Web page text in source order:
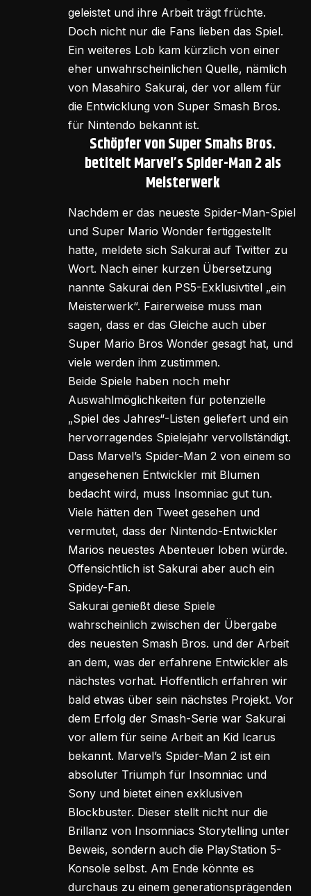
geleistet und ihre Arbeit trägt früchte.
Doch nicht nur die Fans lieben das Spiel.
Ein weiteres Lob kam kürzlich von einer
eher unwahrscheinlichen Quelle, nämlich
von Masahiro Sakurai, der vor allem für
die Entwicklung von Super Smash Bros.
für Nintendo bekannt ist.
Schöpfer von Super Smahs Bros.
betitelt Marvel’s Spider-Man 2 als
Meisterwerk
Nachdem er das neueste Spider-Man-Spiel
und Super Mario Wonder fertiggestellt
hatte, meldete sich Sakurai auf Twitter zu
Wort. Nach einer kurzen Übersetzung
nannte Sakurai den PS5-Exklusivtitel „ein
Meisterwerk“. Fairerweise muss man
sagen, dass er das Gleiche auch über
Super Mario Bros Wonder gesagt hat, und
viele werden ihm zustimmen.
Beide Spiele haben noch mehr
Auswahlmöglichkeiten für potenzielle
„Spiel des Jahres“-Listen geliefert und ein
hervorragendes Spielejahr vervollständigt.
Dass Marvel’s Spider-Man 2 von einem so
angesehenen Entwickler mit Blumen
bedacht wird, muss Insomniac gut tun.
Viele hätten den Tweet gesehen und
vermutet, dass der Nintendo-Entwickler
Marios neuestes Abenteuer loben würde.
Offensichtlich ist Sakurai aber auch ein
Spidey-Fan.
Sakurai genießt diese Spiele
wahrscheinlich zwischen der Übergabe
des neuesten Smash Bros. und der Arbeit
an dem, was der erfahrene Entwickler als
nächstes vorhat. Hoffentlich erfahren wir
bald etwas über sein nächstes Projekt. Vor
dem Erfolg der Smash-Serie war Sakurai
vor allem für seine Arbeit an Kid Icarus
bekannt. Marvel’s Spider-Man 2 ist ein
absoluter Triumph für Insomniac und
Sony und bietet einen exklusiven
Blockbuster. Dieser stellt nicht nur die
Brillanz von Insomniacs Storytelling unter
Beweis, sondern auch die PlayStation 5-
Konsole selbst. Am Ende könnte es
durchaus zu einem generationsprägenden